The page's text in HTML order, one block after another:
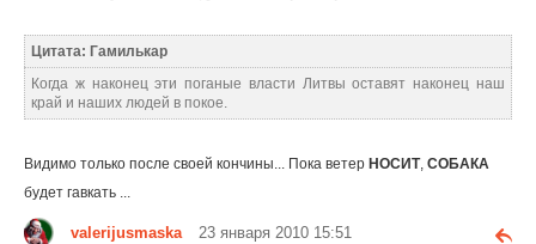
Цитата: Гамилькар
Когда ж наконец эти поганые власти Литвы оставят наконец наш
край и наших людей в покое.
Видимо только после своей кончины... Пока ветер НОСИТ, СОБАКА
будет гавкать ...
valerijusmaska 23 января 2010 15:51